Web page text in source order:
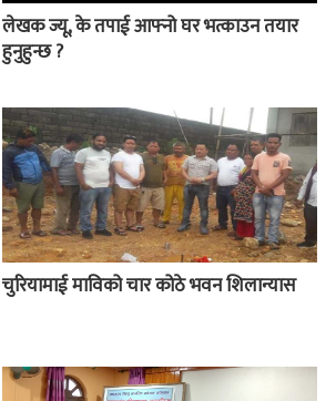
लेखक ज्यू, के तपाई आफ्नो घर भत्काउन तयार
हुनुहुन्छ ?
चुरियामाई माविको चार कोठे भवन शिलान्यास